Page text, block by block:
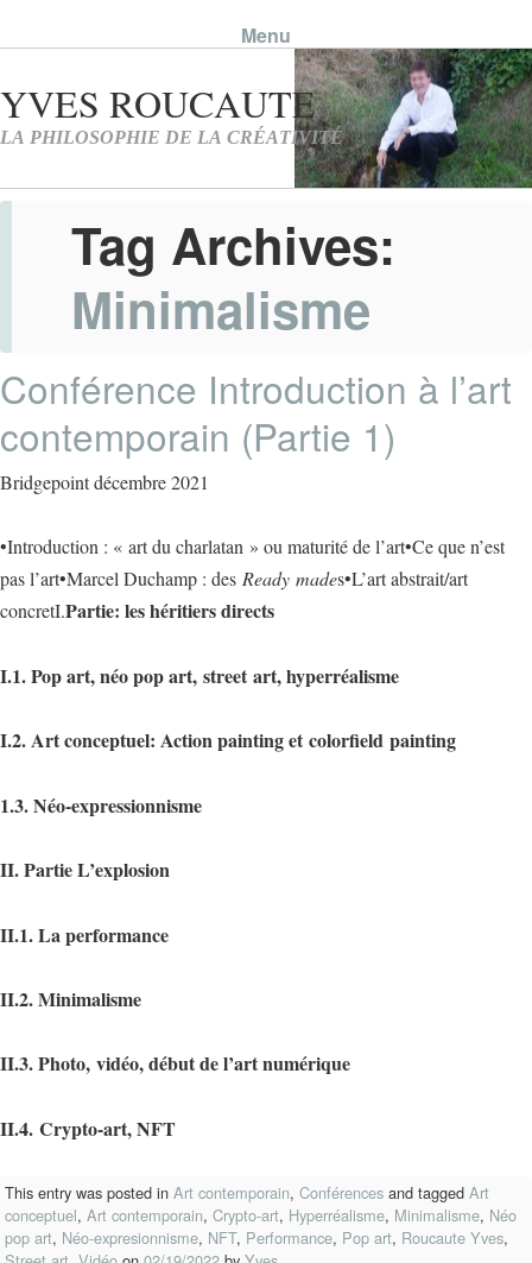
Menu
Skip to content
Tag Archives:
Minimalisme
Conférence Introduction à l’art
contemporain (Partie 1)
Bridgepoint décembre 2021
•Introduction : « art du charlatan » ou maturité de l’art•Ce que n’est
pas l’art•Marcel Duchamp : des Ready mades•L’art abstrait/art
concretI.Partie: les héritiers directs
I.1. Pop art, néo pop art, street art, hyperréalisme
I.2. Art conceptuel: Action painting et colorfield painting
1.3. Néo-expressionnisme
II. Partie L’explosion
II.1. La performance
II.2. Minimalisme
II.3. Photo, vidéo, début de l’art numérique
II.4. Crypto-art, NFT
This entry was posted in Art contemporain, Conférences and tagged Art
conceptuel, Art contemporain, Crypto-art, Hyperréalisme, Minimalisme, Néo
pop art, Néo-expresionnisme, NFT, Performance, Pop art, Roucaute Yves,